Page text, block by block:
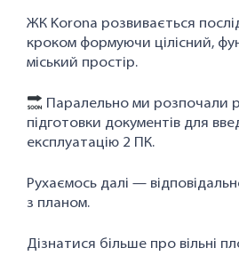
ЖК Korona розвивається
кроком формуючи цілісний,
міський простір.
Паралельно ми розпочали
підготовки документів для
експлуатацію 2 ПК.
Рухаємось далі —
з планом.
Дізнатися більше про вільні